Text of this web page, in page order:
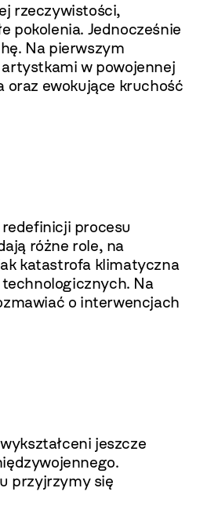
rzeczywistości,
pokolenia. Jednocześnie
Na pierwszym
w powojennej
oraz ewokujące kruchość
procesu
różne role, na
katastrofa klimatyczna
Na
o interwencjach
jeszcze
przyjrzymy się